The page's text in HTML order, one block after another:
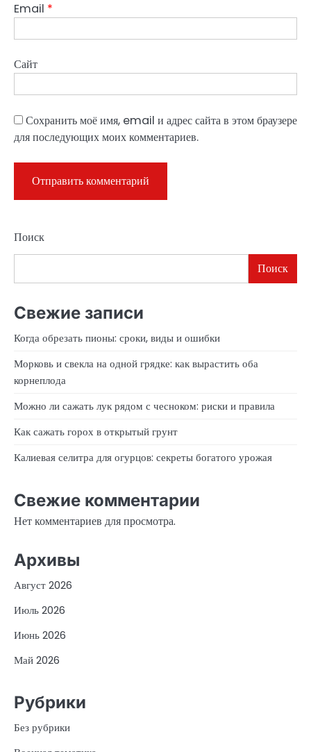
Email *
Сайт
Сохранить моё имя, email и адрес сайта в этом браузере
для последующих моих комментариев.
Поиск
Поиск
Свежие записи
Когда обрезать пионы: сроки, виды и ошибки
Морковь и свекла на одной грядке: как вырастить оба
корнеплода
Можно ли сажать лук рядом с чесноком: риски и правила
Как сажать горох в открытый грунт
Калиевая селитра для огурцов: секреты богатого урожая
Свежие комментарии
Нет комментариев для просмотра.
Архивы
Август 2026
Июль 2026
Июнь 2026
Май 2026
Рубрики
Без рубрики